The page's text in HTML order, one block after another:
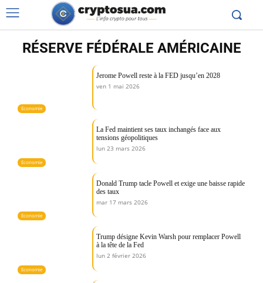
RÉSERVE FÉDÉRALE AMÉRICAINE
Economie
Jerome Powell reste à la FED jusqu’en 2028
ven 1 mai 2026
Economie
La Fed maintient ses taux inchangés face aux
tensions géopolitiques
lun 23 mars 2026
Economie
Donald Trump tacle Powell et exige une baisse rapide
des taux
mar 17 mars 2026
Economie
Trump désigne Kevin Warsh pour remplacer Powell
à la tête de la Fed
lun 2 février 2026